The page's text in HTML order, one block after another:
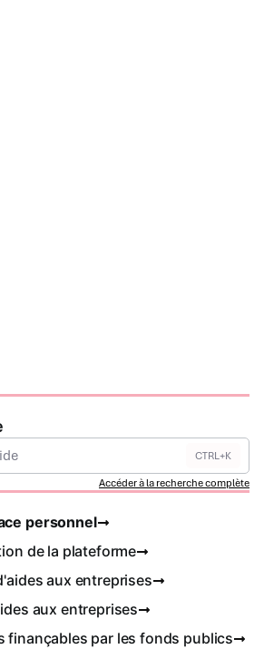
CTRL+K
Accéder à la recherche complète
personnel
de la plateforme
aux entreprises
aux entreprises
finançables par les fonds publics